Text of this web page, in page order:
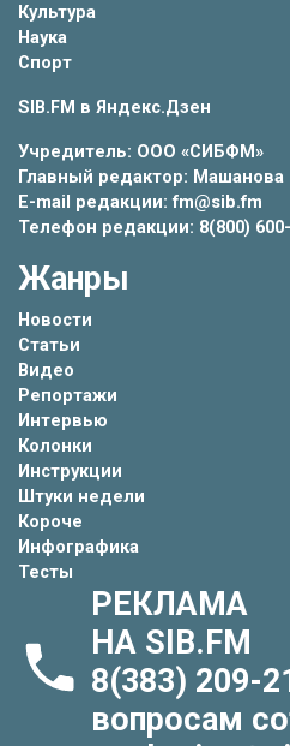
Культура
Наука
Спорт
SIB.FM в Яндекс.Дзен
Учредитель: ООО «СИБФМ»
Главный редактор:
E-mail редакции: fm@sib.fm
Телефон редакции: 8(800) 600-
Жанры
Новости
Статьи
Видео
Репортажи
Интервью
Колонки
Инструкции
Штуки недели
Короче
Инфографика
Тесты
РЕКЛАМА
НА SIB.FM
8(383) 209-
вопросам